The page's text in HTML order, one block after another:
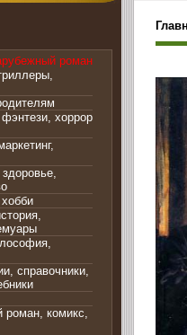
роман
хоррор
справочники,
роман, комикс,